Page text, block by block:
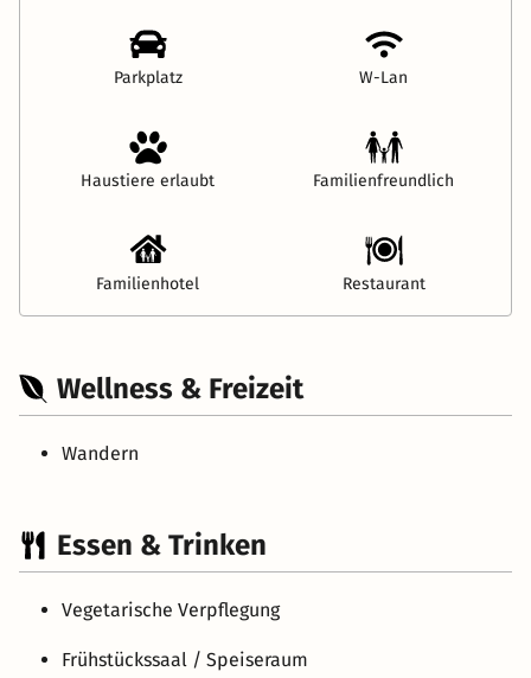
Parkplatz W-Lan
Haustiere erlaubt Familienfreundlich
Familienhotel Restaurant
Wellness & Freizeit
Wandern
Essen & Trinken
Vegetarische Verpflegung
Frühstückssaal / Speiseraum